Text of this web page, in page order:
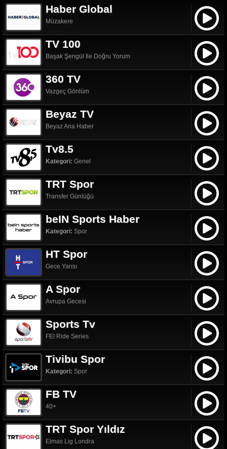
Haber Global
Müzakere
TV 100
Başak Şengül Ile Doğru Yorum
360 TV
Vazgeç Gönlüm
Beyaz TV
Beyaz Ana Haber
Tv8.5
Kategori: Genel
TRT Spor
Transfer Günlüğü
beIN Sports Haber
Kategori: Spor
HT Spor
Gece Yarısı
A Spor
Avrupa Gecesi
Sports Tv
FEI Ride Series
Tivibu Spor
Kategori: Spor
FB TV
40+
TRT Spor Yıldız
Elmas Lig Londra